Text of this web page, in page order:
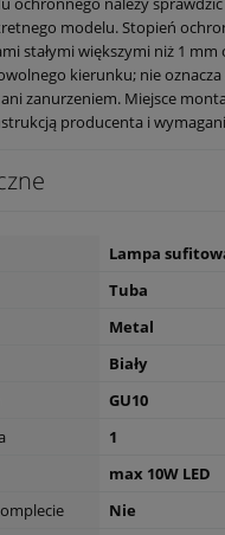
modelu. Stopień
stałymi większymi niż 1 mm
kierunku; nie
zanurzeniem. Miejsce
producenta i
Lampa
Tuba
Metal
Biały
GU10
1
max 10W LED
Nie